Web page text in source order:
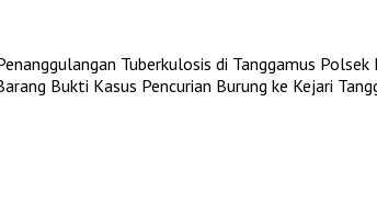
Tuberkulosis di Tanggamus Polsek
Bukti Kasus Pencurian Burung ke Kejari